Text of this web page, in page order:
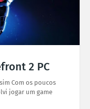
2 PC
Com os poucos
jogar um game